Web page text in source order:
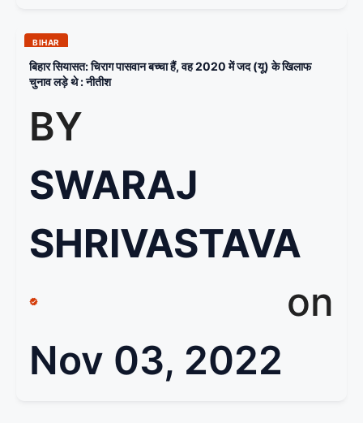
BIHAR
बिहार सियासत: चिराग पासवान बच्चा हैं, वह 2020 में जद (यू) के खिलाफ
चुनाव लड़े थे : नीतीश
BY
SWARAJ
SHRIVASTAVA
on
Nov 03, 2022